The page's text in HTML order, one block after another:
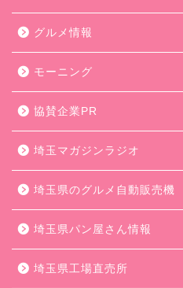
グルメ情報
モーニング
協賛企業PR
埼玉マガジンラジオ
埼玉県のグルメ自動販売機
埼玉県パン屋さん情報
埼玉県工場直売所